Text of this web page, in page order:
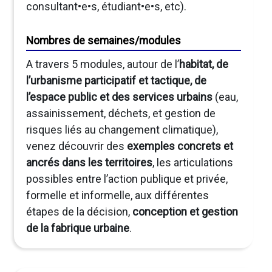
consultant•e•s, étudiant•e•s, etc).
Nombres de semaines/modules
A travers 5 modules, autour de l’habitat, de
l’urbanisme participatif et tactique, de
l’espace public et des services urbains (eau,
assainissement, déchets, et gestion de
risques liés au changement climatique),
venez découvrir des exemples concrets et
ancrés dans les territoires, les articulations
possibles entre l’action publique et privée,
formelle et informelle, aux différentes
étapes de la décision, conception et gestion
de la fabrique urbaine.